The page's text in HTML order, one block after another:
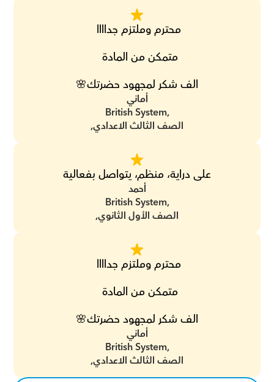
على دراية، منظم، يتواصل بفعالية
أحمد
الصف الأول الثانوي,
British System,
محترم وملتزم جداااا
متمكن من المادة
الف شكر لمجهود حضرتك🌸
أماني
الصف الثالث الاعدادي,
British System,
محترم وملتزم جداااا
متمكن من المادة
الف شكر لمجهود حضرتك🌸
أماني
الصف الثالث الاعدادي,
British System,